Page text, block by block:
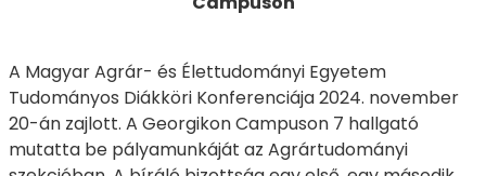
A Magyar Agrár- és Élettudományi Egyetem
Tudományos Diákköri Konferenciája 2024. november
20-án zajlott. A Georgikon Campuson 7 hallgató
mutatta be pályamunkáját az Agrártudományi